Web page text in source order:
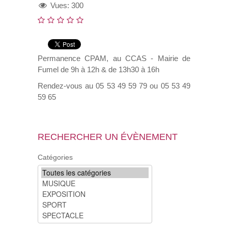
CULTURE ET PATRIMOINE
DÉCISIONS & DÉLIBÉRATIONS
RENDEZ-VOUS EN LIGNE
Vues: 300
Permanence CPAM, au CCAS - Mairie de
Fumel de 9h à 12h & de 13h30 à 16h
Rendez-vous au 05 53 49 59 79 ou 05 53 49
59 65
RECHERCHER UN ÉVÈNEMENT
Catégories